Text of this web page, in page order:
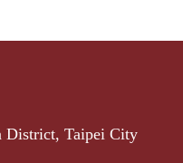
District, Taipei City